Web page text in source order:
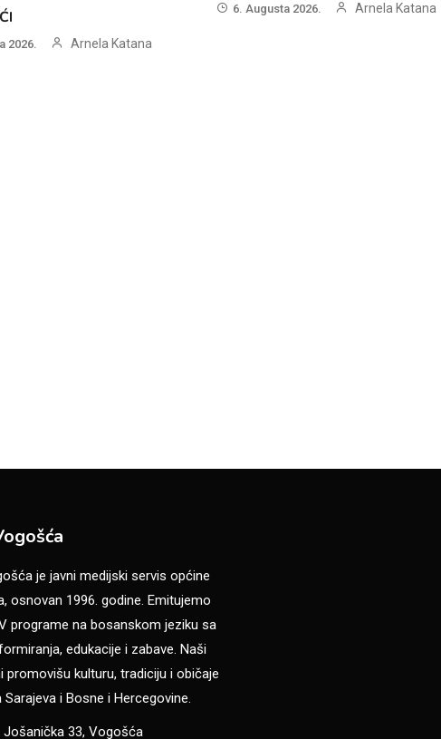
2026. Arnela Katana
6. Augusta 2026. Arnela Katana
je javni medijski servis općine
osnovan 1996. godine. Emitujemo
programe na bosanskom jeziku sa
edukacije i zabave. Naši
promovišu kulturu, tradiciju i običaje
Sarajeva i Bosne i Hercegovine.
Jošanička 33, Vogošća